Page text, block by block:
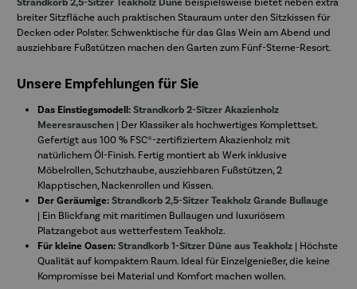
breiter Sitzfläche auch praktischen Stauraum unter den Sitzkissen für
Decken oder Polster. Schwenktische für das Glas Wein am Abend und
ausziehbare Fußstützen machen den Garten zum Fünf-Sterne-Resort.
Unsere Empfehlungen für Sie
Das Einstiegsmodell: Strandkorb 2-Sitzer Akazienholz
Meeresrauschen| Der Klassiker als hochwertiges Komplettset.
Gefertigt aus 100 % FSC®-zertifiziertem Akazienholz mit
natürlichem Öl-Finish. Fertig montiert ab Werk inklusive
Möbelrollen, Schutzhaube, ausziehbaren Fußstützen, 2
Klapptischen, Nackenrollen und Kissen.
Der Geräumige: Strandkorb 2,5-Sitzer Teakholz Grande Bullauge
| Ein Blickfang mit maritimen Bullaugen und luxuriösem
Platzangebot aus wetterfestem Teakholz.
Für kleine Oasen:Strandkorb 1-Sitzer Düne aus Teakholz| Höchste
Qualität auf kompaktem Raum. Ideal für Einzelgenießer, die keine
Kompromisse bei Material und Komfort machen wollen.